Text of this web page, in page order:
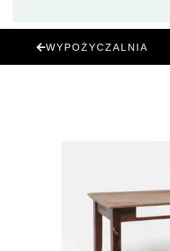
WYPOŻYCZALNIA